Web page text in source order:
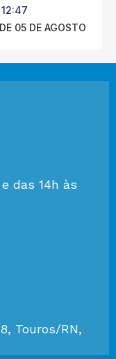
12:47
05 DE AGOSTO
das 14h às
Touros/RN,